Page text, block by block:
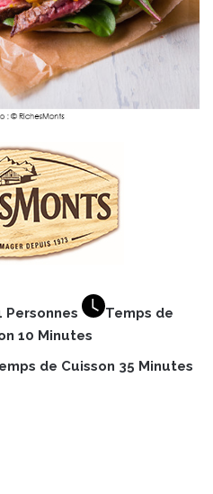
Personnes
Temps de
10 Minutes
de Cuisson 35 Minutes